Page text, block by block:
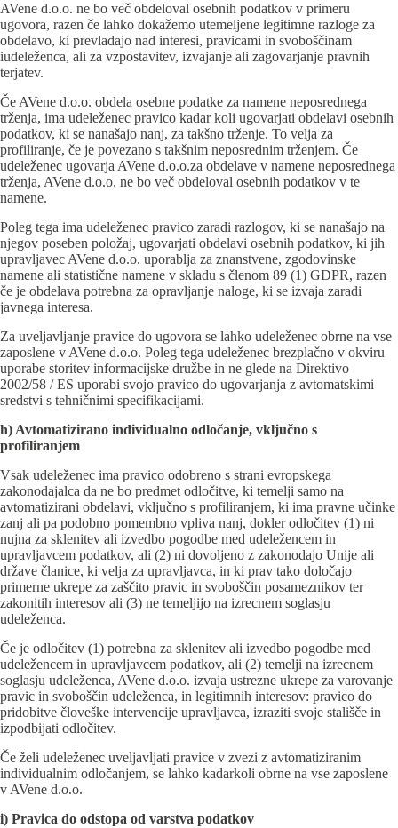
AVene d.o.o. ne bo več obdeloval osebnih podatkov v primeru
ugovora, razen če lahko dokažemo utemeljene legitimne razloge za
obdelavo, ki prevladajo nad interesi, pravicami in svoboščinam
iudeleženca, ali za vzpostavitev, izvajanje ali zagovarjanje pravnih
terjatev.
Če AVene d.o.o. obdela osebne podatke za namene neposrednega
trženja, ima udeleženec pravico kadar koli ugovarjati obdelavi osebnih
podatkov, ki se nanašajo nanj, za takšno trženje. To velja za
profiliranje, če je povezano s takšnim neposrednim trženjem. Če
udeleženec ugovarja AVene d.o.o.za obdelave v namene neposrednega
trženja, AVene d.o.o. ne bo več obdeloval osebnih podatkov v te
namene.
Poleg tega ima udeleženec pravico zaradi razlogov, ki se nanašajo na
njegov poseben položaj, ugovarjati obdelavi osebnih podatkov, ki jih
upravljavec AVene d.o.o. uporablja za znanstvene, zgodovinske
namene ali statistične namene v skladu s členom 89 (1) GDPR, razen
če je obdelava potrebna za opravljanje naloge, ki se izvaja zaradi
javnega interesa.
Za uveljavljanje pravice do ugovora se lahko udeleženec obrne na vse
zaposlene v AVene d.o.o. Poleg tega udeleženec brezplačno v okviru
uporabe storitev informacijske družbe in ne glede na Direktivo
2002/58 / ES uporabi svojo pravico do ugovarjanja z avtomatskimi
sredstvi s tehničnimi specifikacijami.
h) Avtomatizirano individualno odločanje, vključno s
profiliranjem
Vsak udeleženec ima pravico odobreno s strani evropskega
zakonodajalca da ne bo predmet odločitve, ki temelji samo na
avtomatizirani obdelavi, vključno s profiliranjem, ki ima pravne učinke
zanj ali pa podobno pomembno vpliva nanj, dokler odločitev (1) ni
nujna za sklenitev ali izvedbo pogodbe med udeležencem in
upravljavcem podatkov, ali (2) ni dovoljeno z zakonodajo Unije ali
države članice, ki velja za upravljavca, in ki prav tako določajo
primerne ukrepe za zaščito pravic in svoboščin posameznikov ter
zakonitih interesov ali (3) ne temeljijo na izrecnem soglasju
udeleženca.
Če je odločitev (1) potrebna za sklenitev ali izvedbo pogodbe med
udeležencem in upravljavcem podatkov, ali (2) temelji na izrecnem
soglasju udeleženca, AVene d.o.o. izvaja ustrezne ukrepe za varovanje
pravic in svoboščin udeleženca, in legitimnih interesov: pravico do
pridobitve človeške intervencije upravljavca, izraziti svoje stališče in
izpodbijati odločitev.
Če želi udeleženec uveljavljati pravice v zvezi z avtomatiziranim
individualnim odločanjem, se lahko kadarkoli obrne na vse zaposlene
v AVene d.o.o.
i) Pravica do odstopa od varstva podatkov